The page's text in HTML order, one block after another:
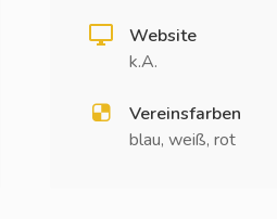
Website
k.A.
Vereinsfarben
blau, weiß, rot